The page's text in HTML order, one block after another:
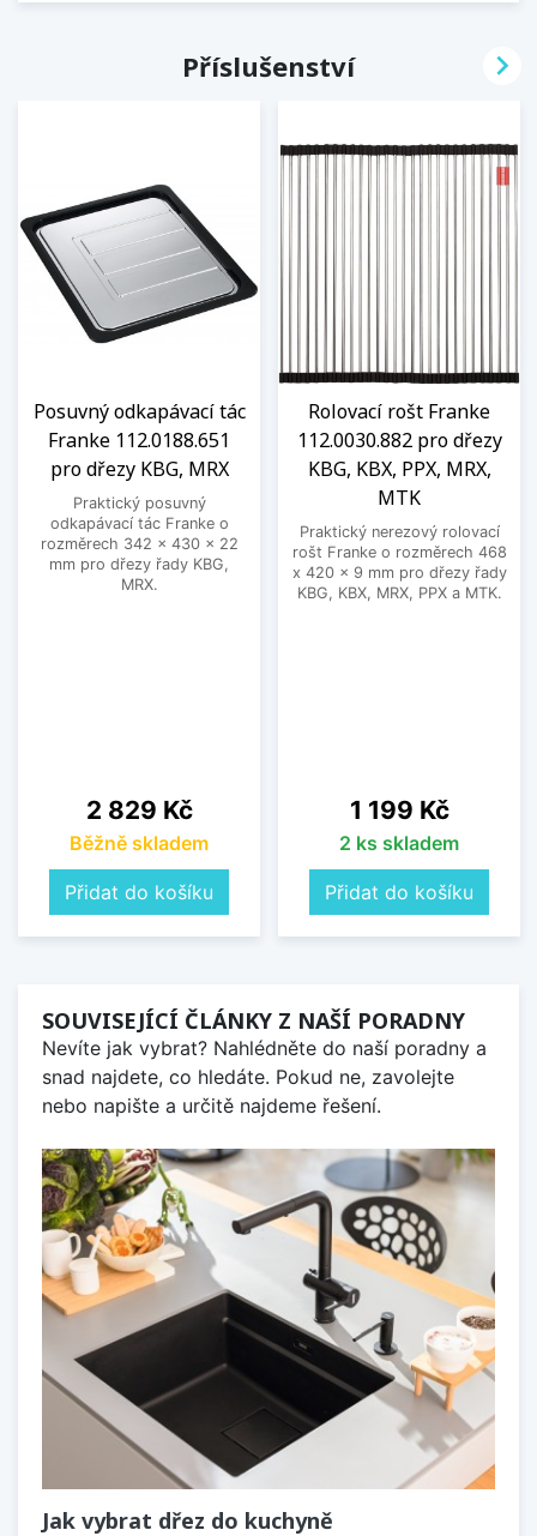
Příslušenství
Posuvný odkapávací tác
Franke 112.0188.651
pro dřezy KBG, MRX
Praktický posuvný
odkapávací tác Franke o
rozměrech 342 x 430 x 22
mm pro dřezy řady KBG,
MRX.
Cena
2 829 Kč
Běžně skladem
Přidat do košíku
Rolovací rošt Franke
112.0030.882 pro dřezy
KBG, KBX, PPX, MRX,
MTK
Praktický nerezový rolovací
rošt Franke o rozměrech 468
x 420 x 9 mm pro dřezy řady
KBG, KBX, MRX, PPX a MTK.
Cena
1 199 Kč
2 ks skladem
Přidat do košíku

SOUVISEJÍCÍ ČLÁNKY Z NAŠÍ PORADNY
Nevíte jak vybrat? Nahlédněte do naší poradny a
snad najdete, co hledáte. Pokud ne, zavolejte
nebo napište a určitě najdeme řešení.
Jak vybrat dřez do kuchyně